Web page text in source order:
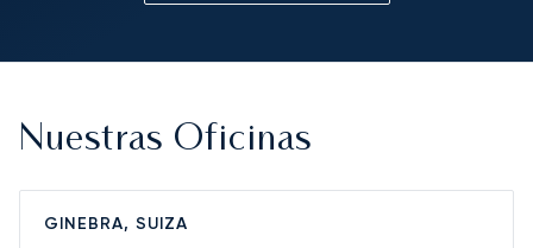
Nuestras Oficinas
GINEBRA, SUIZA